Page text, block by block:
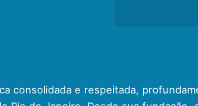
consolidada e respeitada,